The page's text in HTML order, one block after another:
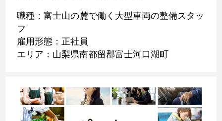
職種：富士山の麓で働く大型車両の整備スタッ
フ
雇用形態：正社員
エリア：山梨県南都留郡富士河口湖町